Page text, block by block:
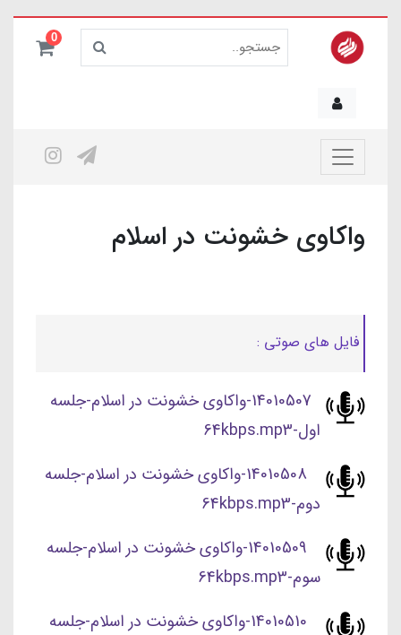
0
واکاوی خشونت در اسلام
فایل های صوتی :
14010507-واکاوی خشونت در اسلام-جلسه
اول-64kbps.mp3
14010508-واکاوی خشونت در اسلام-جلسه
دوم-64kbps.mp3
14010509-واکاوی خشونت در اسلام-جلسه
سوم-64kbps.mp3
14010510-واکاوی خشونت در اسلام-جلسه